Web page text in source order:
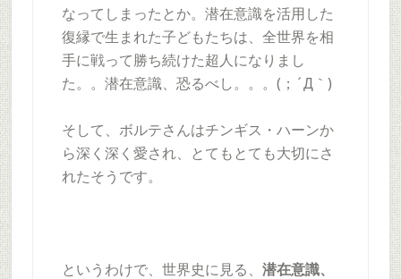
なってしまったとか。潜在意識を活用した
復縁で生まれた子どもたちは、全世界を相
手に戦って勝ち続けた超人になりまし
た。。潜在意識、恐るべし。。。(；´Д｀)
そして、ボルテさんはチンギス・ハーンか
ら深く深く愛され、とてもとても大切にさ
れたそうです。
というわけで、世界史に見る、 潜在意識、